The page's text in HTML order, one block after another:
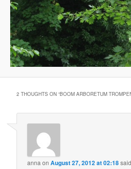
2 THOUGHTS ON “BOOM ARBORETUM
anna onAugust 27, 2012 at 02:18